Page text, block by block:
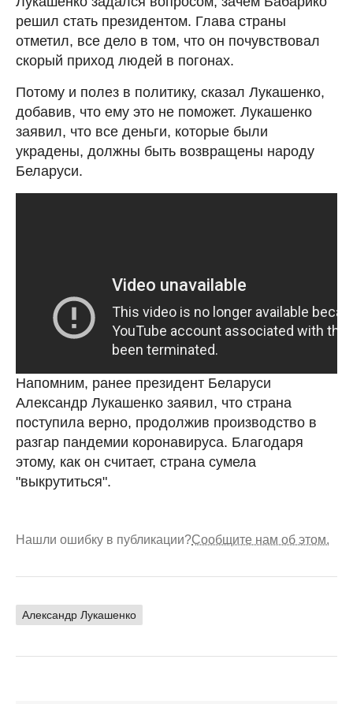
решил стать президентом. Глава страны
отметил, все дело в том, что он почувствовал
скорый приход людей в погонах.
Потому и полез в политику, сказал Лукашенко,
добавив, что ему это не поможет. Лукашенко
заявил, что все деньги, которые были
украдены, должны быть возвращены народу
Беларуси.
Напомним, ранее президент Беларуси
Александр Лукашенко заявил, что страна
поступила верно, продолжив производство в
разгар пандемии коронавируса. Благодаря
этому, как он считает, страна сумела
"выкрутиться".
Нашли ошибку в публикации?Сообщите нам об этом.
Александр Лукашенко